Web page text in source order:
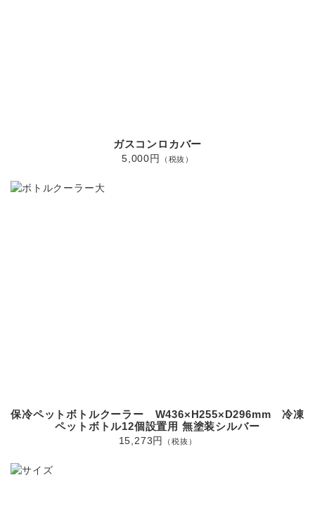
ガスコンロカバー
5,000円
（税抜）
保冷ペットボトルクーラー W436×H255×D296mm 冷凍
ペットボトル12個設置用 無塗装シルバー
15,273円
（税抜）